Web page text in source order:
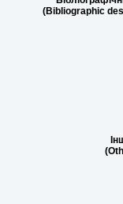
(Bibliographic